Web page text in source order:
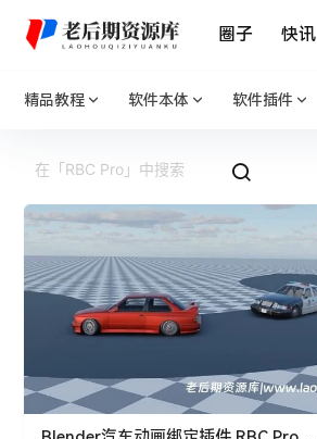
圈子 快讯
精品教程 软件本体 软件插件